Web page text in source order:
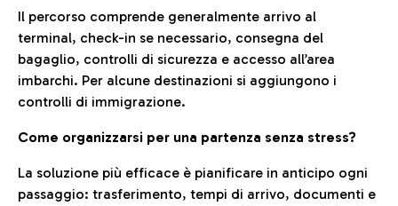
Il percorso comprende generalmente arrivo al
terminal, check-in se necessario, consegna del
bagaglio, controlli di sicurezza e accesso all’area
imbarchi. Per alcune destinazioni si aggiungono i
controlli di immigrazione.
Come organizzarsi per una partenza senza stress?
La soluzione più efficace è pianificare in anticipo ogni
passaggio: trasferimento, tempi di arrivo, documenti e